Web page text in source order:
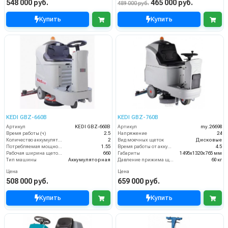
548 000 руб.
Купить
489 000 руб. 465 000 руб.
Купить
KEDI GBZ-660B
Артикул
KEDI GBZ-660B
Время работы (ч)
2.5
Количество аккумуляторов (шт)
2
Потребляемая мощность (кВт)
1.55
Рабочая ширина щеток (мм)
660
Тип машины
Аккумуляторная
Цена
508 000 руб.
Купить
KEDI GBZ-760B
Артикул
my.26698
Напряжение
24
Вид моечных щеток
Дисковые
Время работы от аккумуляторов (ч)
4.5
Габариты
1495х1320х765 мм
Давление прижима щеток
60 кг
Цена
659 000 руб.
Купить